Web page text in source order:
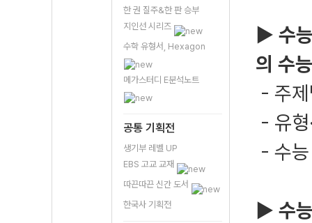
한 권 질주&한 판 승부
지인선 시리즈
수학 유형서, Hexagon
메가스터디 E분석노트
공통 기획전
생기부 레벨 UP
EBS 고교 교재
따끈따끈 신간 도서
한국사 기획전
▶ 수
의 수
- 주
- 유
- 수
▶ 수